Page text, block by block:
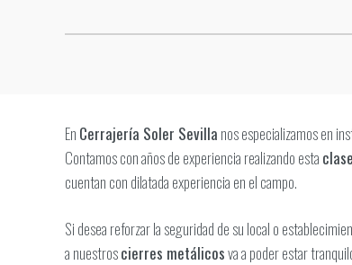
En Cerrajería Soler Sevilla nos especializamos en
Contamos con años de experiencia realizando esta
cuentan con dilatada experiencia en el campo.
Si desea reforzar la seguridad de su local o
a nuestroscierres metálicosva a poder estar